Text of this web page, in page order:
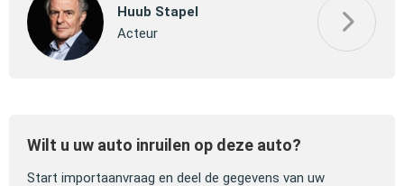
Huub Stapel
Acteur
Wilt u uw auto inruilen op deze auto?
Start importaanvraag en deel de gegevens van uw